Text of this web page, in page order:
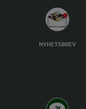
NYHETSBREV